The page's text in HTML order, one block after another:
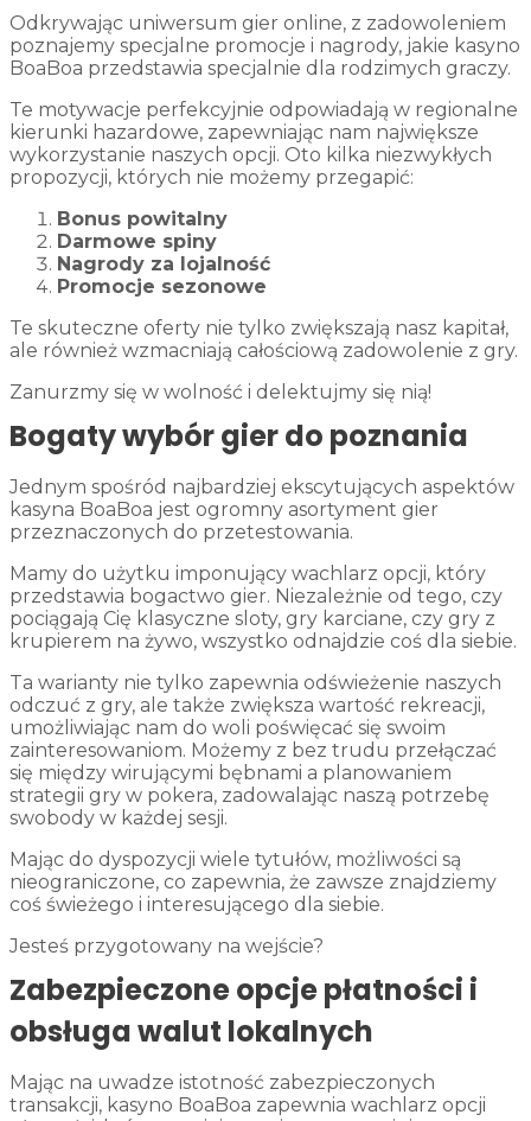
Odkrywając uniwersum gier online, z zadowoleniem
poznajemy specjalne promocje i nagrody, jakie kasyno
BoaBoa przedstawia specjalnie dla rodzimych graczy.
Te motywacje perfekcyjnie odpowiadają w regionalne
kierunki hazardowe, zapewniając nam największe
wykorzystanie naszych opcji. Oto kilka niezwykłych
propozycji, których nie możemy przegapić:
Bonus powitalny
Darmowe spiny
Nagrody za lojalność
Promocje sezonowe
Te skuteczne oferty nie tylko zwiększają nasz kapitał,
ale również wzmacniają całościową zadowolenie z gry.
Zanurzmy się w wolność i delektujmy się nią!
Bogaty wybór gier do poznania
Jednym spośród najbardziej ekscytujących aspektów
kasyna BoaBoa jest ogromny asortyment gier
przeznaczonych do przetestowania.
Mamy do użytku imponujący wachlarz opcji, który
przedstawia bogactwo gier. Niezależnie od tego, czy
pociągają Cię klasyczne sloty, gry karciane, czy gry z
krupierem na żywo, wszystko odnajdzie coś dla siebie.
Ta warianty nie tylko zapewnia odświeżenie naszych
odczuć z gry, ale także zwiększa wartość rekreacji,
umożliwiając nam do woli poświęcać się swoim
zainteresowaniom. Możemy z bez trudu przełączać
się między wirującymi bębnami a planowaniem
strategii gry w pokera, zadowalając naszą potrzebę
swobody w każdej sesji.
Mając do dyspozycji wiele tytułów, możliwości są
nieograniczone, co zapewnia, że zawsze znajdziemy
coś świeżego i interesującego dla siebie.
Jesteś przygotowany na wejście?
Zabezpieczone opcje płatności i
obsługa walut lokalnych
Mając na uwadze istotność zabezpieczonych
transakcji, kasyno BoaBoa zapewnia wachlarz opcji